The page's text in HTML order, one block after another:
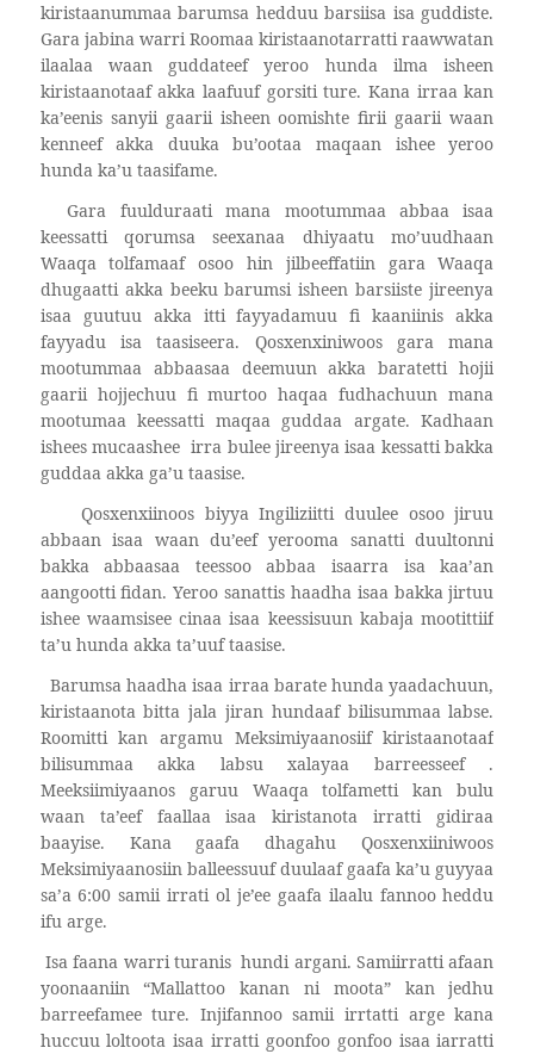
kiristaanummaa barumsa hedduu barsiisa isa guddiste.
Gara jabina warri Roomaa kiristaanotarratti raawwatan
ilaalaa waan guddateef yeroo hunda ilma isheen
kiristaanotaaf akka laafuuf gorsiti ture. Kana irraa kan
ka’eenis sanyii gaarii isheen oomishte firii gaarii waan
kenneef akka duuka bu’ootaa maqaan ishee yeroo
hunda ka’u taasifame.
Gara fuulduraati mana mootummaa abbaa isaa
keessatti qorumsa seexanaa dhiyaatu mo’uudhaan
Waaqa tolfamaaf osoo hin jilbeeffatiin gara Waaqa
dhugaatti akka beeku barumsi isheen barsiiste jireenya
isaa guutuu akka itti fayyadamuu fi kaaniinis akka
fayyadu isa taasiseera. Qosxenxiniwoos gara mana
mootummaa abbaasaa deemuun akka baratetti hojii
gaarii hojjechuu fi murtoo haqaa fudhachuun mana
mootumaa keessatti maqaa guddaa argate. Kadhaan
ishees mucaashee irra bulee jireenya isaa kessatti bakka
guddaa akka ga’u taasise.
Qosxenxiinoos biyya Ingiliziitti duulee osoo jiruu
abbaan isaa waan du’eef yerooma sanatti duultonni
bakka abbaasaa teessoo abbaa isaarra isa kaa’an
aangootti fidan. Yeroo sanattis haadha isaa bakka jirtuu
ishee waamsisee cinaa isaa keessisuun kabaja mootittiif
ta’u hunda akka ta’uuf taasise.
Barumsa haadha isaa irraa barate hunda yaadachuun,
kiristaanota bitta jala jiran hundaaf bilisummaa labse.
Roomitti kan argamu Meksimiyaanosiif kiristaanotaaf
bilisummaa akka labsu xalayaa barreesseef .
Meeksiimiyaanos garuu Waaqa tolfametti kan bulu
waan ta’eef faallaa isaa kiristanota irratti gidiraa
baayise. Kana gaafa dhagahu Qosxenxiiniwoos
Meksimiyaanosiin balleessuuf duulaaf gaafa ka’u guyyaa
sa’a 6:00 samii irrati ol je’ee gaafa ilaalu fannoo heddu
ifu arge.
Isa faana warri turanis hundi argani. Samiirratti afaan
yoonaaniin “Mallattoo kanan ni moota” kan jedhu
barreefamee ture. Injifannoo samii irrtatti arge kana
huccuu loltoota isaa irratti goonfoo gonfoo isaa iarratti